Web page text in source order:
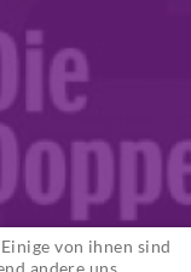
von ihnen sind
andere uns